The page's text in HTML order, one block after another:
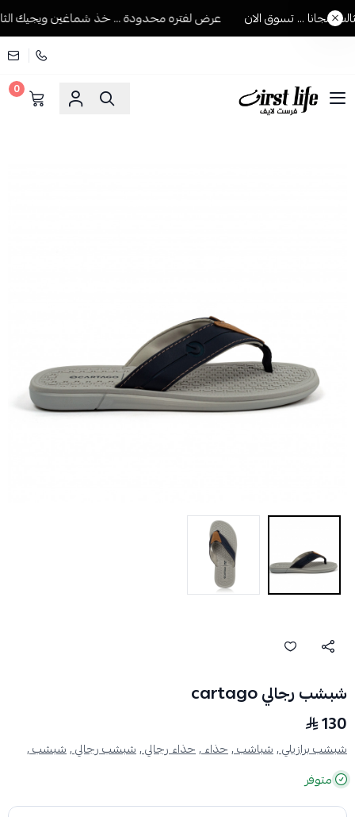
مجانا ... تسوق الان عرض لفتره محدودة ... خذ شماغين ويجيك
فرست لايف للمستلزمات الرجالية
0
شبشب رجالي cartago
130
شبشب برازيلي ,شباشب ,حذاء ,حذاء رجالي ,شبشب رجالي ,شبشب ,
متوفر